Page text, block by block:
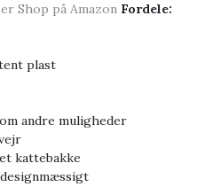
Shop på Amazon Fordele:
plast
andre muligheder
kattebakke